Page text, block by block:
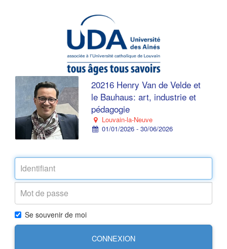
20216 Henry Van de Velde et
le Bauhaus: art, industrie et
pédagogie
Louvain-la-Neuve
01/01/2026 - 30/06/2026
Se souvenir de moi
CONNEXION